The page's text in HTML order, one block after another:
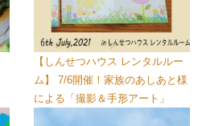
【しんせつハウス レンタルルー
ム】 7/6開催！家族のあしあと様
による「撮影＆手形アート」